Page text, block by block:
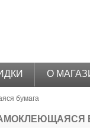
О
бумага